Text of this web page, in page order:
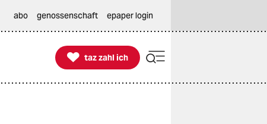
abo genossenschaft epaper login

taz zahl ich
taz zahl ich